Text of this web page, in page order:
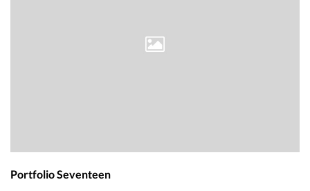
Portfolio Seventeen